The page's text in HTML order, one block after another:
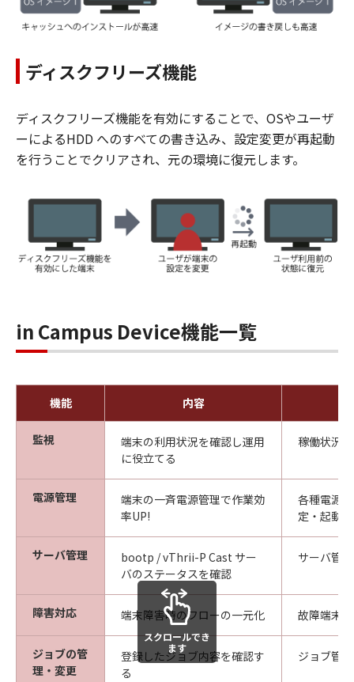
ディスクフリーズ機能
ディスクフリーズ機能を有効にすることで、OSやユーザ
ーによるHDD へのすべての書き込み、設定変更が再起動
を行うことでクリアされ、元の環境に復元します。
in Campus Device機能一覧
機能 内容
監視
端末の利用状況を確認し運用
に役立てる
稼働状況
電源管理
端末の一斉電源管理で作業効
率UP!
各種電源
定・起動
サーバ管理
bootp / vThrii-P Cast サー
バのステータスを確認
サーバ管理
障害対応 端末障害時のフローの一元化 故障端末
ジョブの管
理・変更
登録したジョブ内容を確認す
る
ジョブ管理
スクロールでき
ます